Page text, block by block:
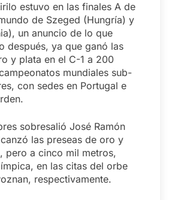
estuvo en las finales A de
de Szeged (Hungría) y
un anuncio de lo que
después, ya que ganó las
y plata en el C-1 a 200
mundiales sub-
con sedes en Portugal e
sobresalió José Ramón
las preseas de oro y
pero a cinco mil metros,
en las citas del orbe
respectivamente.